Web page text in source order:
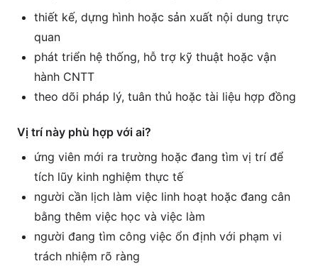
thiết kế, dựng hình hoặc sản xuất nội dung trực
quan
phát triển hệ thống, hỗ trợ kỹ thuật hoặc vận
hành CNTT
theo dõi pháp lý, tuân thủ hoặc tài liệu hợp đồng
Vị trí này phù hợp với ai?
ứng viên mới ra trường hoặc đang tìm vị trí để
tích lũy kinh nghiệm thực tế
người cần lịch làm việc linh hoạt hoặc đang cân
bằng thêm việc học và việc làm
người đang tìm công việc ổn định với phạm vi
trách nhiệm rõ ràng